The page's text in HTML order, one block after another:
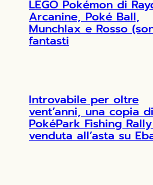
LEGO Pokémon di
Arcanine, Poké Ball,
Munchlax e Rosso
fantasti
Introvabile per oltre
vent’anni, una copia di
PokéPark Fishing
venduta all’asta su